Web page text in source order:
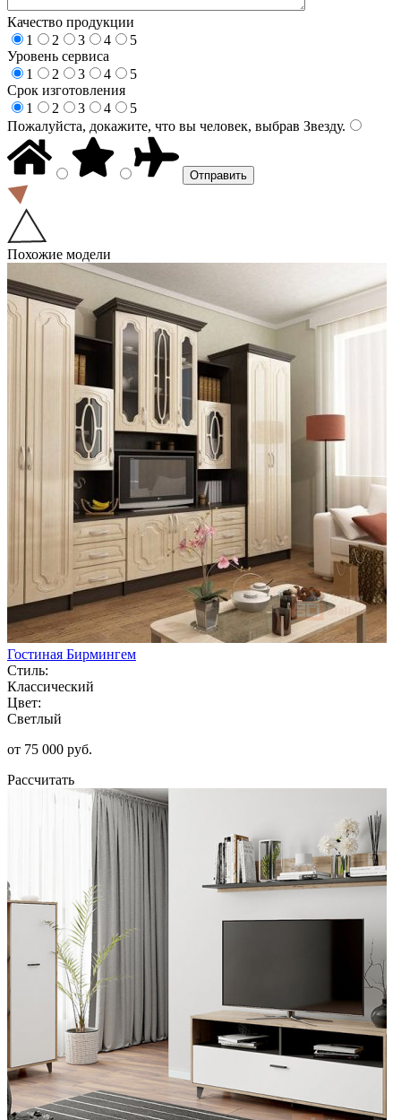
Качество продукции
1
2 3 4
5
Уровень сервиса
1
2 3 4
5
Срок изготовления
1
2 3 4
5
Пожалуйста, докажите, что вы человек, выбрав Звезду.
Похожие модели
Гостиная Бирмингем
Стиль:
Классический
Цвет:
Светлый
от 75 000 руб.
Рассчитать